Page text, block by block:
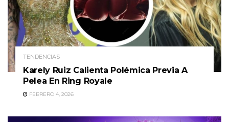
TENDENCIAS
Karely Ruiz Calienta Polémica Previa A
Pelea En Ring Royale
FEBRERO 4, 2026